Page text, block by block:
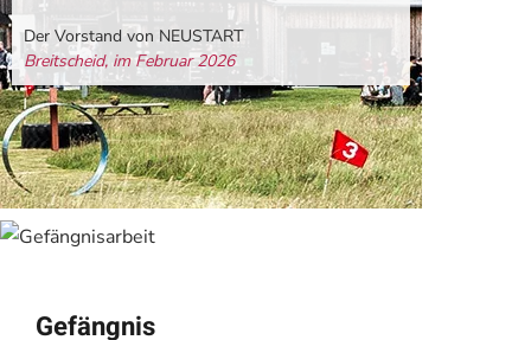
Der Vorstand von NEUSTART
Breitscheid, im Februar 2026
Gefängnisarbeit